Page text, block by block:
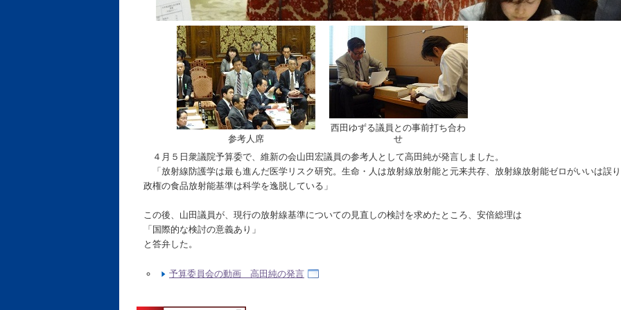
参考人席
西田ゆずる議員との事前打ち合わ
せ
４月５日衆議院予算委で、維新の会山田宏議員の参考人として高田純が発言しました。
「放射線防護学は最も進んだ医学リスク研究。生命・人は放射線放射能と元来共存、放射線放射能ゼロがいいは誤
政権の食品放射能基準は科学を逸脱している」
この後、山田議員が、現行の放射線基準についての見直しの検討を求めたところ、安倍総理は
「国際的な検討の意義あり」
と答弁した。
予算委員会の動画 高田純の発言